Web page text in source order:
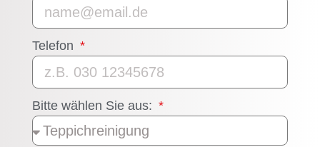
Telefon
Bitte wählen Sie aus: